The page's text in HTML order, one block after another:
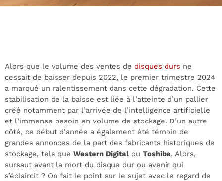
Alors que le volume des ventes de disques durs ne
cessait de baisser depuis 2022, le premier trimestre 2024
a marqué un ralentissement dans cette dégradation. Cette
stabilisation de la baisse est liée à l’atteinte d’un pallier
créé notamment par l’arrivée de l’intelligence artificielle
et l’immense besoin en volume de stockage. D’un autre
côté, ce début d’année a également été témoin de
grandes annonces de la part des fabricants historiques de
stockage, tels que Western Digital ou Toshiba. Alors,
sursaut avant la mort du disque dur ou avenir qui
s’éclaircit ? On fait le point sur le sujet avec le regard de